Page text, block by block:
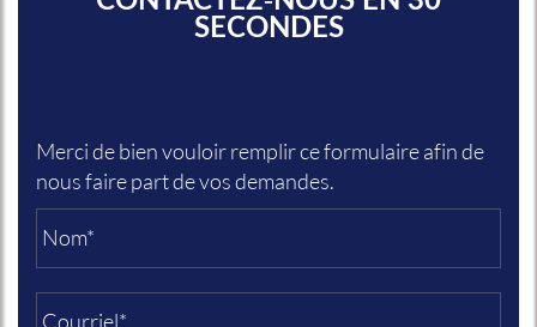
SECONDES
Merci de bien vouloir remplir ce formulaire afin de
nous faire part de vos demandes.